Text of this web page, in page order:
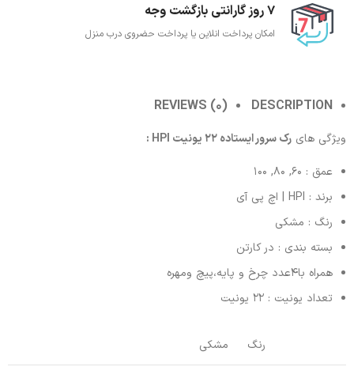
7 روز گارانتی بازگشت وجه
امکان پرداخت انلاین یا پرداخت حضروی درب منزل
DESCRIPTION
REVIEWS (0)
ویژگی های رک سرور ایستاده 22 یونیت HPI :
عمق : 60, 80, 100
برند : HPI | اچ پی آی
رنگ : مشکی
بسته بندی : در کارتن
همراه با4عدد چرخ و پایه،پیچ ومهره
تعداد یونیت : 22 یونیت
رنگ مشکی